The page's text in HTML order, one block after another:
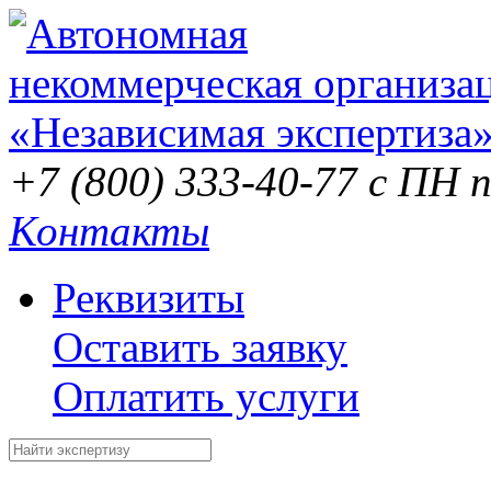
+7 (800) 333-40-77 с ПН
Контакты
Реквизиты
Оставить заявку
Оплатить услуги